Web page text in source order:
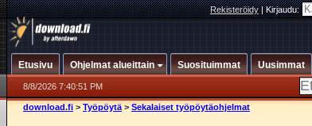
Rekisteröidy|Kirjaudu:
Etusivu Ohjelmat alueittain Suosituimmat Uusimmat
8/8/2026 7:40:51 PM
download.fi > Työpöytä > Sekalaiset työpöytäohjelmat